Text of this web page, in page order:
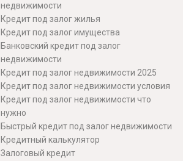
недвижимости
Кредит под залог жилья
Кредит под залог имущества
Банковский кредит под залог
недвижимости
Кредит под залог недвижимости 2025
Кредит под залог недвижимости условия
Кредит под залог недвижимости что
нужно
Быстрый кредит под залог недвижимости
Кредитный калькулятор
Залоговый кредит